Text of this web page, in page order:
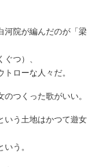
河院が編んだのが「梁
つ）、
ローな人々だ。
つくった歌がいい。
いう土地はかつて遊女
う。